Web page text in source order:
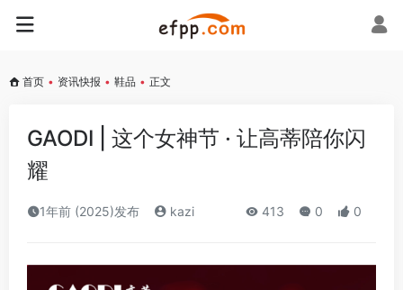
首页 • 资讯快报 • 鞋品 • 正文
GAODI | 这个女神节 · 让高蒂陪你闪
耀
1年前 (2025)发布 kazi 413 0 0